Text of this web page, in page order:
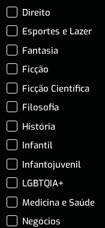
Direito
Esportes e Lazer
Fantasia
Ficção
Ficção Científica
Filosofia
História
Infantil
Infantojuvenil
LGBTQIA+
Medicina e Saúde
Negócios